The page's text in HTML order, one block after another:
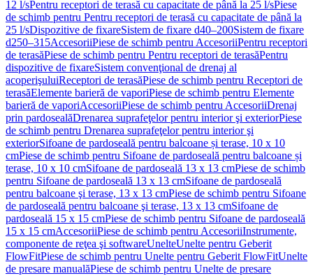
12 l/sPentru receptori de terasă cu capacitate de până la 25 l/sPiese
de schimb pentru Pentru receptori de terasă cu capacitate de până la
25 l/sDispozitive de fixareSistem de fixare d40–200Sistem de fixare
d250–315AccesoriiPiese de schimb pentru AccesoriiPentru receptori
de terasăPiese de schimb pentru Pentru receptori de terasăPentru
dispozitive de fixareSistem convenţional de drenaj al
acoperişuluiReceptori de terasăPiese de schimb pentru Receptori de
terasăElemente barieră de vaporiPiese de schimb pentru Elemente
barieră de vaporiAccesoriiPiese de schimb pentru AccesoriiDrenaj
prin pardosealăDrenarea suprafeţelor pentru interior şi exteriorPiese
de schimb pentru Drenarea suprafeţelor pentru interior şi
exteriorSifoane de pardoseală pentru balcoane și terase, 10 x 10
cmPiese de schimb pentru Sifoane de pardoseală pentru balcoane și
terase, 10 x 10 cmSifoane de pardoseală 13 x 13 cmPiese de schimb
pentru Sifoane de pardoseală 13 x 13 cmSifoane de pardoseală
pentru balcoane şi terase, 13 x 13 cmPiese de schimb pentru Sifoane
de pardoseală pentru balcoane şi terase, 13 x 13 cmSifoane de
pardoseală 15 x 15 cmPiese de schimb pentru Sifoane de pardoseală
15 x 15 cmAccesoriiPiese de schimb pentru AccesoriiInstrumente,
componente de reţea şi softwareUnelteUnelte pentru Geberit
FlowFitPiese de schimb pentru Unelte pentru Geberit FlowFitUnelte
de presare manualăPiese de schimb pentru Unelte de presare